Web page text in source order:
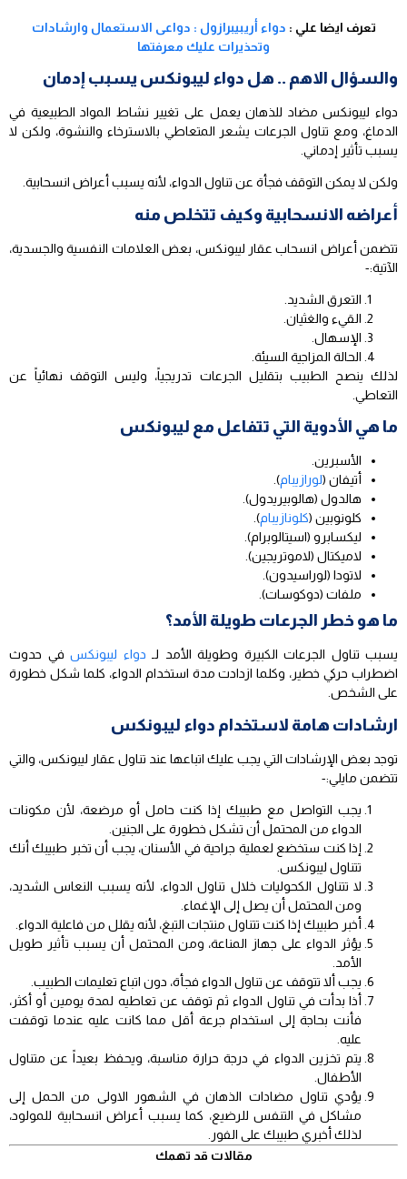
تعرف ايضا علي : دواء أريبيبرازول : دواعى الاستعمال وارشادات
وتحذيرات عليك معرفتها
والسؤال الاهم .. هل دواء ليبونكس يسبب إدمان
دواء ليبونكس مضاد للذهان يعمل على تغيير نشاط المواد الطبيعية في
الدماغ، ومع تناول الجرعات يشعر المتعاطي بالاسترخاء والنشوة، ولكن لا
يسبب تأثير إدماني.
ولكن لا يمكن التوقف فجأة عن تناول الدواء، لأنه يسبب أعراض انسحابية.
أعراضه الانسحابية وكيف تتخلص منه
تتضمن أعراض انسحاب عقار ليبونكس، بعض العلامات النفسية والجسدية،
الآتية:-
التعرق الشديد.
القيء والغثيان.
الإسهال.
الحالة المزاجية السيئة.
لذلك ينصح الطبيب بتقليل الجرعات تدريجياً، وليس التوقف نهائياً عن
التعاطي.
ما هي الأدوية التي تتفاعل مع ليبونكس
الأسبرين.
أتيفان (لورازيبام).
هالدول (هالوبيريدول).
كلونوبين (كلونازيبام).
ليكسابرو (اسيتالوبرام).
لاميكتال (لاموتريجين).
لاتودا (لوراسيدون).
ملفات (دوكوسات).
ما هو خطر الجرعات طويلة الأمد؟
يسبب تناول الجرعات الكبيرة وطويلة الأمد لـ دواء ليبونكس في حدوث
اضطراب حركي خطير، وكلما ازدادت مدة استخدام الدواء، كلما شكل خطورة
على الشخص.
ارشادات هامة لاستخدام دواء ليبونكس
توجد بعض الإرشادات التي يجب عليك اتباعها عند تناول عقار ليبونكس، والتي
تتضمن مايلي:-
يجب التواصل مع طبيبك إذا كنت حامل أو مرضعة، لأن مكونات
الدواء من المحتمل أن تشكل خطورة على الجنين.
إذا كنت ستخضع لعملية جراحية في الأسنان، يجب أن تخبر طبيبك أنك
تتناول ليبونكس.
لا تتناول الكحوليات خلال تناول الدواء، لأنه يسبب النعاس الشديد،
ومن المحتمل أن يصل إلى الإغماء.
أخبر طبيبك إذا كنت تتناول منتجات التبغ، لأنه يقلل من فاعلية الدواء.
يؤثر الدواء على جهاز المناعة، ومن المحتمل أن يسبب تأثير طويل
الأمد.
يجب ألا تتوقف عن تناول الدواء فجأة، دون اتباع تعليمات الطبيب.
أذا بدأت في تناول الدواء ثم توقف عن تعاطيه لمدة يومين أو أكثر،
فأنت بحاجة إلى استخدام جرعة أقل مما كانت عليه عندما توقفت
عليه.
يتم تخزين الدواء في درجة حرارة مناسبة، ويحفظ بعيداً عن متناول
الأطفال.
يؤدي تناول مضادات الذهان في الشهور الاولى من الحمل إلى
مشاكل في التنفس للرضيع، كما يسبب أعراض انسحابية للمولود،
لذلك أخبري طبيبك على الفور.
مقالات قد تهمك